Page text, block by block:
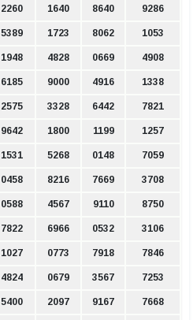
2260 1640 8640 9286
5389 1723 8062 1053
1948 4828 0669 4908
6185 9000 4916 1338
2575 3328 6442 7821
9642 1800 1199 1257
1531 5268 0148 7059
0458 8216 7669 3708
0588 4567 9110 8750
7822 6966 0532 3106
1027 0773 7918 7846
4824 0679 3567 7253
5400 2097 9167 7668